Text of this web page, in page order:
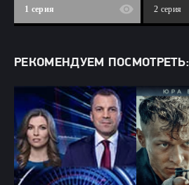
1 серия 2 серия
РЕКОМЕНДУЕМ ПОСМОТРЕТЬ: